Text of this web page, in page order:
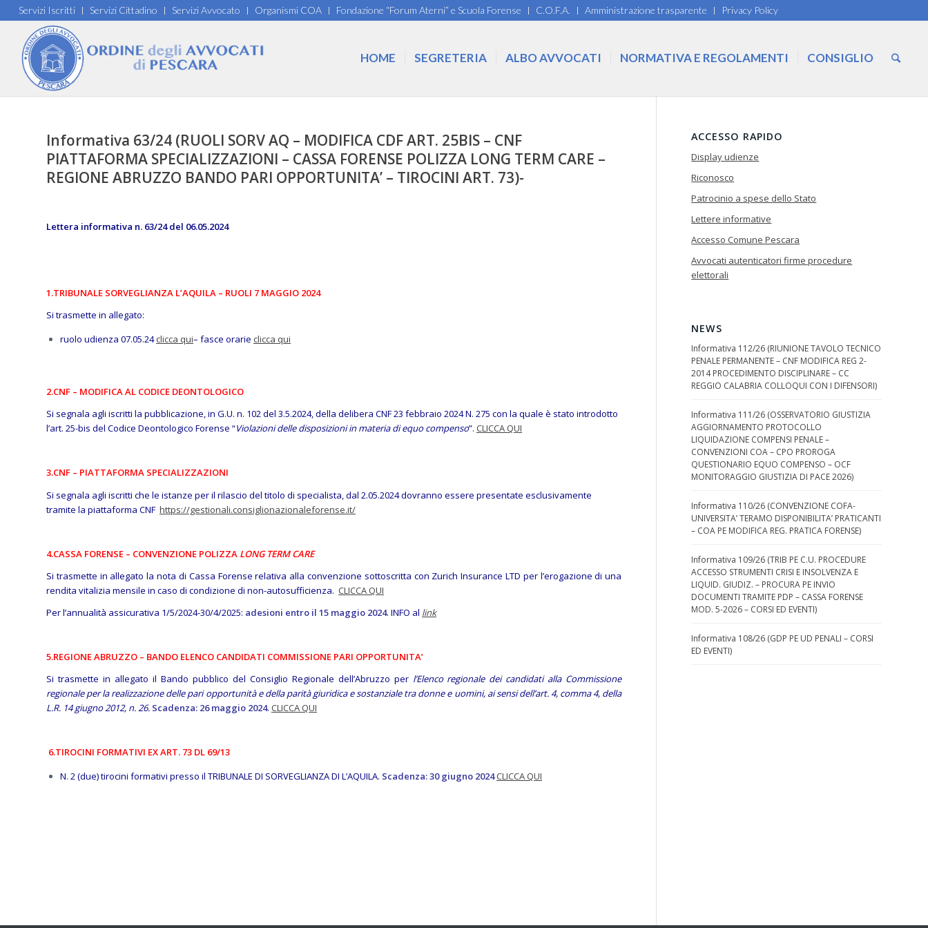
Servizi Iscritti Servizi Cittadino Servizi Avvocato Organismi COA Fondazione “Forum Aterni” e Scuola Forense C.O.F.A. Amministrazione trasparente Privacy Policy
HOME SEGRETERIA ALBO AVVOCATI NORMATIVA E REGOLAMENTI CONSIGLIO
Informativa 63/24 (RUOLI SORV AQ – MODIFICA CDF ART. 25BIS – CNF
PIATTAFORMA SPECIALIZZAZIONI – CASSA FORENSE POLIZZA LONG TERM CARE –
REGIONE ABRUZZO BANDO PARI OPPORTUNITA’ – TIROCINI ART. 73)-
Lettera informativa n. 63/24 del 06.05.2024
1.TRIBUNALE SORVEGLIANZA L’AQUILA – RUOLI 7 MAGGIO 2024
Si trasmette in allegato:
ruolo udienza 07.05.24clicca qui– fasce orarie clicca qui
2.CNF – MODIFICA AL CODICE DEONTOLOGICO
Si segnala agli iscritti la pubblicazione, in G.U. n. 102 del 3.5.2024, della delibera CNF 23 febbraio 2024 N. 275 con la quale è stato introdotto
l’art. 25-bis del Codice Deontologico Forense “Violazioni delle disposizioni in materia di equo compenso”. CLICCA QUI
3.CNF – PIATTAFORMA SPECIALIZZAZIONI
Si segnala agli iscritti che le istanze per il rilascio del titolo di specialista, dal 2.05.2024dovranno essere presentate esclusivamente
tramite la piattaforma CNF https://gestionali.consiglionazionaleforense.it/
4.CASSA FORENSE – CONVENZIONE POLIZZA LONG TERM CARE
Si trasmette in allegato la nota di Cassa Forense relativa alla convenzione sottoscritta con Zurich Insurance LTD per l’erogazione di una
rendita vitalizia mensile in caso di condizione di non-autosufficienza. CLICCA QUI
Per l’annualità assicurativa 1/5/2024-30/4/2025: adesioni entro il 15 maggio 2024. INFO al link
5.REGIONE ABRUZZO – BANDO ELENCO CANDIDATI COMMISSIONE PARI OPPORTUNITA’
Si trasmette in allegato il Bando pubblico del Consiglio Regionale dell’Abruzzo per l’Elenco regionale dei candidati alla Commissione
regionale per la realizzazione delle pari opportunità e della parità giuridica e sostanziale tra donne e uomini, ai sensi dell’art. 4, comma 4, della
L.R. 14 giugno 2012, n. 26. Scadenza: 26 maggio 2024. CLICCA QUI
6.TIROCINI FORMATIVI EX ART. 73 DL 69/13
N. 2 (due) tirocini formativi presso il TRIBUNALE DI SORVEGLIANZA DI L’AQUILA. Scadenza: 30 giugno 2024 CLICCA QUI
ACCESSO RAPIDO
Display udienze
Riconosco
Patrocinio a spese dello Stato
Lettere informative
Accesso Comune Pescara
Avvocati autenticatori firme procedure
elettorali
NEWS
Informativa 112/26 (RIUNIONE TAVOLO TECNICO
PENALE PERMANENTE – CNF MODIFICA REG 2-
2014 PROCEDIMENTO DISCIPLINARE – CC
REGGIO CALABRIA COLLOQUI CON I DIFENSORI)
Informativa 111/26 (OSSERVATORIO GIUSTIZIA
AGGIORNAMENTO PROTOCOLLO
LIQUIDAZIONE COMPENSI PENALE –
CONVENZIONI COA – CPO PROROGA
QUESTIONARIO EQUO COMPENSO – OCF
MONITORAGGIO GIUSTIZIA DI PACE 2026)
Informativa 110/26 (CONVENZIONE COFA-
UNIVERSITA’ TERAMO DISPONIBILITA’ PRATICANTI
– COA PE MODIFICA REG. PRATICA FORENSE)
Informativa 109/26 (TRIB PE C.U. PROCEDURE
ACCESSO STRUMENTI CRISI E INSOLVENZA E
LIQUID. GIUDIZ. – PROCURA PE INVIO
DOCUMENTI TRAMITE PDP – CASSA FORENSE
MOD. 5-2026 – CORSI ED EVENTI)
Informativa 108/26 (GDP PE UD PENALI – CORSI
ED EVENTI)